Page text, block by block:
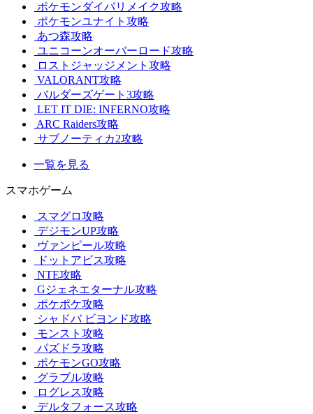
ポケモンダイパリメイク攻略
ポケモンユナイト攻略
あつ森攻略
ユニコーンオーバーロード攻略
ロストジャッジメント攻略
VALORANT攻略
バルダーズゲート3攻略
LET IT DIE: INFERNO攻略
ARC Raiders攻略
サブノーティカ2攻略
一覧を見る
スマホゲーム
スマグロ攻略
デジモンUP攻略
ヴァンピール攻略
ドットアビス攻略
NTE攻略
Gジェネエターナル攻略
ポケポケ攻略
シャドバ ビヨンド攻略
モンスト攻略
パズドラ攻略
ポケモンGO攻略
グラブル攻略
ログレス攻略
デルタフォース攻略